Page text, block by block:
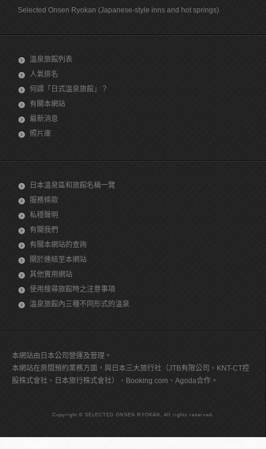
Selected Onsen Ryokan (Japanese-style inns and hot springs)
溫泉旅館列表
人氣排名
何謂「日式溫泉旅館」？
有關本網站
最新消息
照片庫
日本溫泉區和旅館名稱一覽
服務條款
私穩聲明
有關我們
有關本網站的查詢
關於連結至本網站
其他實用網站
使用搜尋旅館時之注意事項
溫泉旅館內三種不同形式的溫泉
本網站由日本公司營運及管理。
本網站在房間預約業務方面，與日本三大旅行社（JTB有限公司、KNT-CT控
股株式會社、日本旅行株式會社）、Booking.com、Agoda合作。
Copyright © SELECTED ONSEN RYOKAN, All rights reserved.